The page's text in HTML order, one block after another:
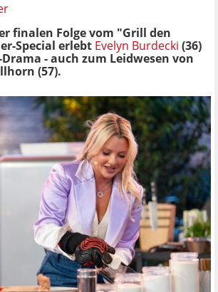
finalen Folge vom "Grill den
Special erlebt Evelyn Burdecki (36)
- auch zum Leidwesen von
(57).